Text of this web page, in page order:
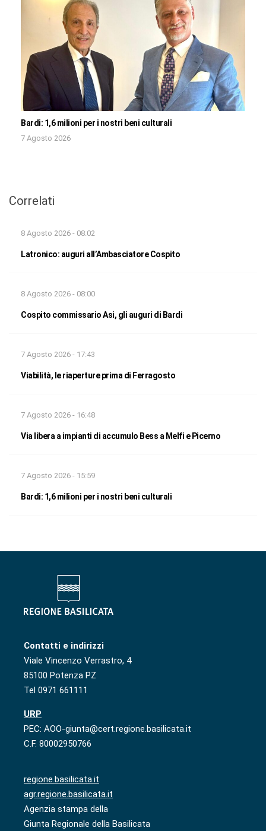
Bardi: 1,6 milioni per i nostri beni culturali
7 Agosto 2026
Correlati
8 Agosto 2026 - 08:02
Latronico: auguri all’Ambasciatore Cospito
8 Agosto 2026 - 08:00
Cospito commissario Asi, gli auguri di Bardi
7 Agosto 2026 - 17:43
Viabilità, le riaperture prima di Ferragosto
7 Agosto 2026 - 16:48
Via libera a impianti di accumulo Bess a Melfi e Picerno
7 Agosto 2026 - 15:59
Bardi: 1,6 milioni per i nostri beni culturali
Contatti e indirizzi
Viale Vincenzo Verrastro, 4
85100 Potenza PZ
Tel 0971 661111
URP
PEC: AOO-giunta@cert.regione.basilicata.it
C.F. 80002950766
regione.basilicata.it
agr.regione.basilicata.it
Agenzia stampa della
Giunta Regionale della Basilicata